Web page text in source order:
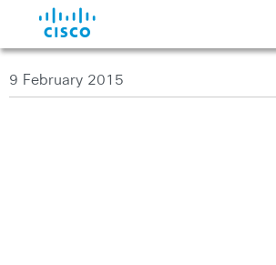
9 February 2015